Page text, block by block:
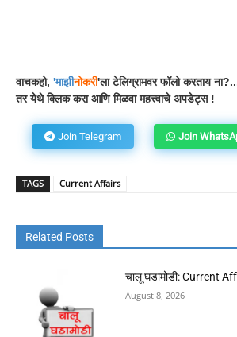
वाचकहो, 'माझीनोकरी'ला टेलिग्रामवर फॉलो करताय
तर येथे क्लिक करा आणि मिळवा महत्त्वाचे अपडेट्स !
Join Telegram Join
TAGS Current Affairs
Related Posts
चालू घडामोडी: Current
August 8, 2026